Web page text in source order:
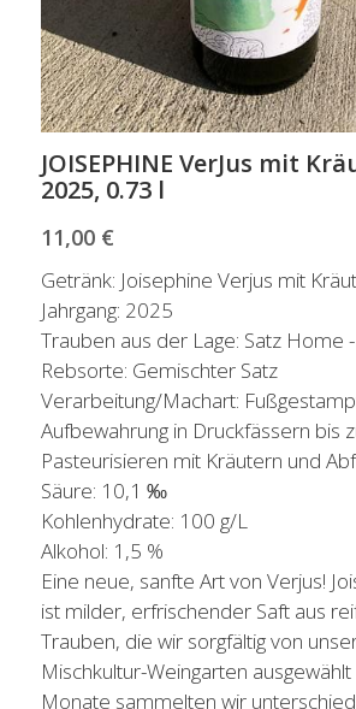
JOISEPHINE VerJus mit
2025, 0.73 l
11,00 €
Getränk: Joisephine Verjus mit
Jahrgang: 2025
Trauben aus der Lage: Satz Home
Rebsorte: Gemischter Satz
Verarbeitung/Machart:
Aufbewahrung in Druckfässern bis
Pasteurisieren mit Kräutern und
Säure: 10,1 ‰
Kohlenhydrate: 100 g/L
Alkohol: 1,5 %
Eine neue, sanfte Art von Verjus!
ist milder, erfrischender Saft aus
Trauben, die wir sorgfältig von
Mischkultur-Weingarten
Monate sammelten wir